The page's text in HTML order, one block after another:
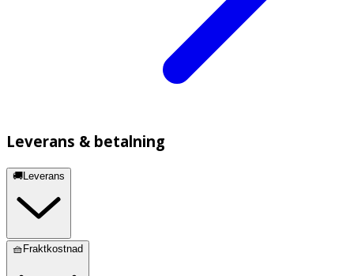
Leverans & betalning
🚚Leverans
🧺Fraktkostnad